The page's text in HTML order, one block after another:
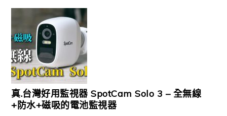
真.台灣好用監視器 SpotCam Solo 3 – 全無線
+防水+磁吸的電池監視器